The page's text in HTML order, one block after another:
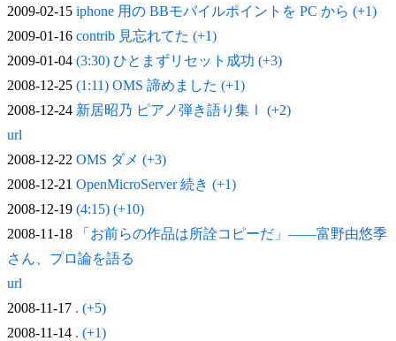
2009-02-15 iphone 用の BBモバイルポイントを PC から (+1)
2009-01-16 contrib 見忘れてた (+1)
2009-01-04 (3:30) ひとまずリセット成功 (+3)
2008-12-25 (1:11) OMS 諦めました (+1)
2008-12-24 新居昭乃 ピアノ弾き語り集Ⅰ (+2)
url
2008-12-22 OMS ダメ (+3)
2008-12-21 OpenMicroServer 続き (+1)
2008-12-19 (4:15) (+10)
2008-11-18
「お前らの作品は所詮コピーだ」——富野由悠季
さん、プロ論を語る
url
2008-11-17 . (+5)
2008-11-14 . (+1)